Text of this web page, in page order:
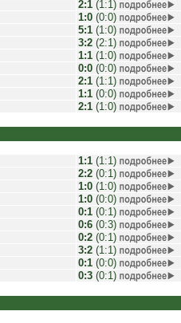
2:1 (1:1)
1:0 (0:0)
5:1 (1:0)
3:2 (2:1)
1:1 (1:0)
0:0 (0:0)
2:1 (1:1)
1:1 (0:0)
2:1 (1:0)
1:1 (1:1)
2:2 (0:1)
1:0 (1:0)
1:0 (0:0)
0:1 (0:1)
0:6 (0:3)
0:2 (0:1)
3:2 (1:1)
0:1 (0:0)
0:3 (0:1)